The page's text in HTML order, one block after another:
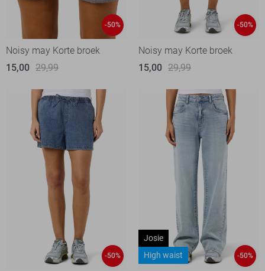
-50%
Noisy may Korte broek
15,00 29,99
-50%
Noisy may Korte broek
15,00 29,99
-50%
Josie
High waist
-50%